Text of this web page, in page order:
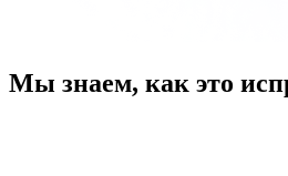
Мы знаем, как это